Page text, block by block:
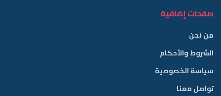
صفحات إضافية
من نحن
الشروط والأحكام
سياسة الخصوصية
تواصل معنا